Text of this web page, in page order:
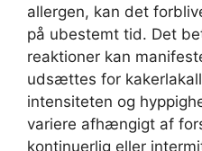
allergen, kan det
på ubestemt tid. Det
reaktioner kan
udsættes for
intensiteten og
variere afhængigt af
kontinuerlig eller